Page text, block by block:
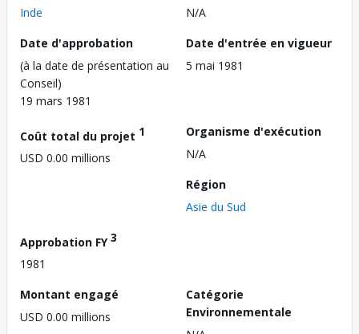
Inde
N/A
Date d'approbation
(à la date de présentation au
Conseil)
19 mars 1981
Date d'entrée en vigueur
5 mai 1981
Coût total du projet 1
USD 0.00 millions
Organisme d'exécution
N/A
Région
Asie du Sud
Approbation FY3
1981
Montant engagé
USD 0.00 millions
Catégorie
Environnementale